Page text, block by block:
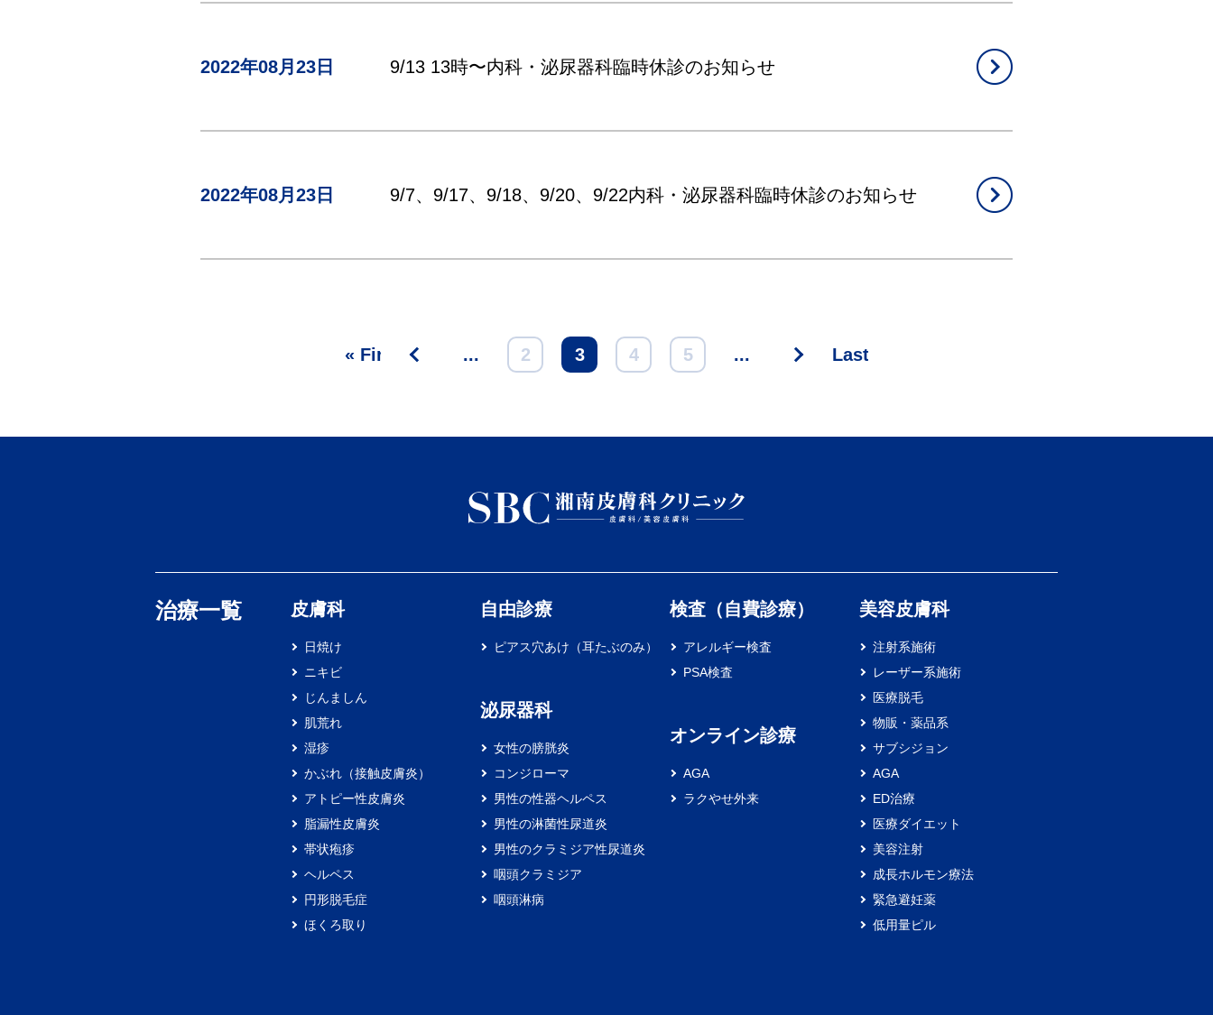
2022年08月23日 9/13 13時〜内科・泌尿器科臨時休診のお知らせ
2022年08月23日 9/7、9/17、9/18、9/20、9/22内科・泌尿器科臨時休診のお知らせ
« First ... 2 3 4 5 ... Last »
治療一覧 皮膚科
日焼け
ニキビ
じんましん
肌荒れ
湿疹
かぶれ（接触皮膚炎）
アトピー性皮膚炎
脂漏性皮膚炎
帯状疱疹
ヘルペス
円形脱毛症
ほくろ取り
自由診療
ピアス穴あけ（耳たぶのみ）
泌尿器科
女性の膀胱炎
コンジローマ
男性の性器ヘルペス
男性の淋菌性尿道炎
男性のクラミジア性尿道炎
咽頭クラミジア
咽頭淋病
検査（自費診療）
アレルギー検査
PSA検査
オンライン診療
AGA
ラクやせ外来
美容皮膚科
注射系施術
レーザー系施術
医療脱毛
物販・薬品系
サブシジョン
AGA
ED治療
医療ダイエット
美容注射
成長ホルモン療法
緊急避妊薬
低用量ピル